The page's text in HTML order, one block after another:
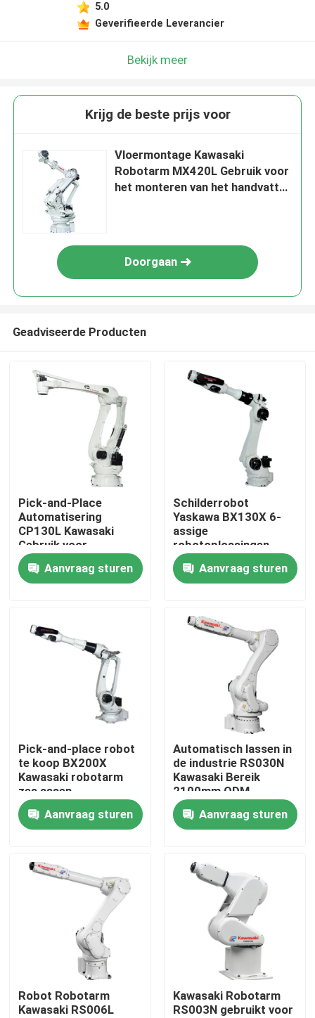
VR-show
Over ons
Fabriekstocht
Kwaliteitscontrole
Neem contact met ons op
Gevallen
5.0
Geverifieerde Leverancier
Bekijk meer
Krijg de beste prijs voor
Vloermontage Kawasaki
Robotarm MX420L Gebruik voor
het monteren van het handvatten
Doorgaan
Geadviseerde Producten
Pick-and-Place
Automatisering
CP130L Kawasaki
Gebruik voor
Palletiseergoederen
Aanvraag sturen
Schilderrobot
Yaskawa BX130X 6-
assige
robotoplossingen
Aanvraag sturen
Pick-and-place robot
te koop BX200X
Kawasaki robotarm
zes assen
Aanvraag sturen
Automatisch lassen in
de industrie RS030N
Kawasaki Bereik
2100mm ODM
Aanvraag sturen
Robot Robotarm
Kawasaki RS006L
Kawasaki Robotarm
RS003N gebruikt voor